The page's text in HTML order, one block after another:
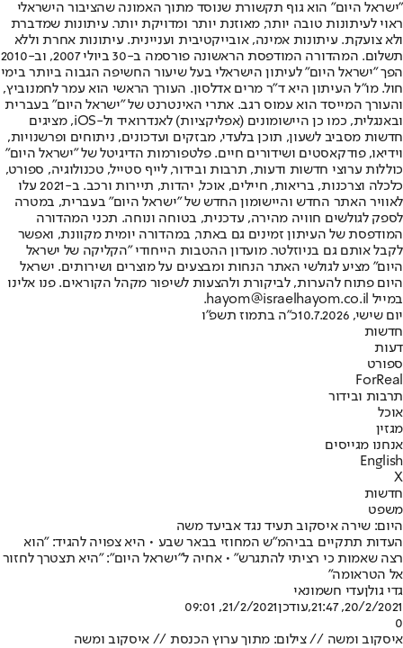
"ישראל היום" הוא גוף תקשורת שנוסד מתוך האמונה שהציבור הישראלי
ראוי לעיתונות טובה יותר, מאוזנת יותר ומדויקת יותר. עיתונות שמדברת
ולא צועקת. עיתונות אמינה, אובייקטיבית ועניינית. עיתונות אחרת וללא
תשלום. המהדורה המודפסת הראשונה פורסמה ב-30 ביולי 2007, וב-2010
הפך "ישראל היום" לעיתון הישראלי בעל שיעור החשיפה הגבוה ביותר בימי
חול. מו"ל העיתון היא ד"ר מרים אדלסון. העורך הראשי הוא עמר לחמנוביץ,
והעורך המייסד הוא עמוס רגב. אתרי האינטרנט של "ישראל היום" בעברית
ובאנגלית, כמו כן היישומונים (אפליקציות) לאנדרואיד ול-iOS, מציגים
חדשות מסביב לשעון, תוכן בלעדי, מבזקים ועדכונים, ניתוחים ופרשנויות,
וידיאו, פודקאסטים ושידורים חיים. פלטפורמות הדיגיטל של "ישראל היום"
כוללות ערוצי חדשות ודעות, תרבות ובידור, לייף סטייל, טכנולוגיה, ספורט,
כלכלה וצרכנות, בריאות, חיילים, אוכל, יהדות, תיירות ורכב. ב-2021 עלו
לאוויר האתר החדש והיישומון החדש של "ישראל היום" בעברית, במטרה
לספק לגולשים חוויה מהירה, עדכנית, בטוחה ונוחה. תכני המהדורה
המודפסת של העיתון זמינים גם באתר, במהדורה יומית מקוונת, ואפשר
לקבל אותם גם בניוזלטר. מועדון ההטבות הייחודי "הקליקה של ישראל
היום" מציע לגולשי האתר הנחות ומבצעים על מוצרים ושירותים. ישראל
היום פתוח להערות, לביקורת ולהצעות לשיפור מקהל הקוראים. פנו אלינו
במייל hayom@israelhayom.co.il.
יום שישי, 10.7.2026
כ"ה בתמוז תשפ"ו
חדשות
דעות
ספורט
ForReal
תרבות ובידור
אוכל
מגזין
אנחנו מגייסים
English
X
חדשות
משפט
היום: שירה איסקוב תעיד נגד אביעד משה
העדות תתקיים בביהמ"ש המחוזי בבאר שבע • היא צפויה להגיד: "הוא
רצה שאמות כי רציתי להתגרש" • אחיה ל"ישראל היום": "היא תצטרך לחזור
אל הטראומה"
גדי גולןעדי חשמונאי
20/2/2021, 21:47
,עודכן21/2/2021, 09:01
0
איסקוב ומשה // צילום: מתוך ערוץ הכנסת // איסקוב ומשה